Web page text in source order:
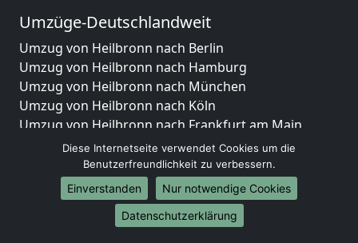
Umzüge-Deutschlandweit
Umzug von Heilbronn nach Berlin
Umzug von Heilbronn nach Hamburg
Umzug von Heilbronn nach München
Umzug von Heilbronn nach Köln
Umzug von Heilbronn nach Frankfurt am Main
Umzug von Heilbronn nach Stuttgart
Umzug von Heilbronn nach Düsseldorf
Umzug von Heilbronn nach Leipzig
Umzug von Heilbronn nach Dortmund
Umzug von Heilbronn nach Essen
Diese Internetseite verwendet Cookies um die
Benutzerfreundlichkeit zu verbessern.
Einverstanden
Nur notwendige Cookies
Datenschutzerklärung